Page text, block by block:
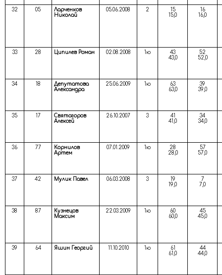
32 05
Ларченков
Николай
05.06.2008 2
15
15,0
16
16,0
33 28 Ципилев Роман 02.08.2008 1ю
43
43,0
52
52,0
34 18
Депутатова
Александра
25.06.2009 1ю
63
63,0
39
39,0
35 17
Святогоров
Алексей
26.10.2007 3
41
41,0
34
34,0
36 77
Корнилов
Артем
07.01.2009 1ю
28
28,0
57
57,0
37 42 Мулик Павел 06.03.2008 3
19
19,0
7
7,0
38 87
Кузнецов
Максим
22.03.2009 1ю
60
60,0
45
45,0
39 64 Яшин Георгий 11.10.2010 1ю
61
61,0
44
44,0